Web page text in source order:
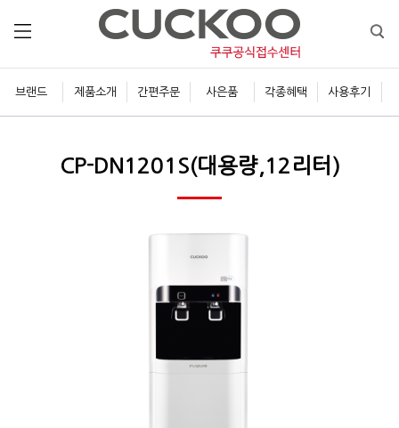
브랜드 제품소개 간편주문 사은품 각종혜택 사용후기
CP-DN1201S(대용량,12리터)